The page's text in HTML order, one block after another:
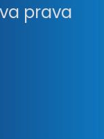
prava